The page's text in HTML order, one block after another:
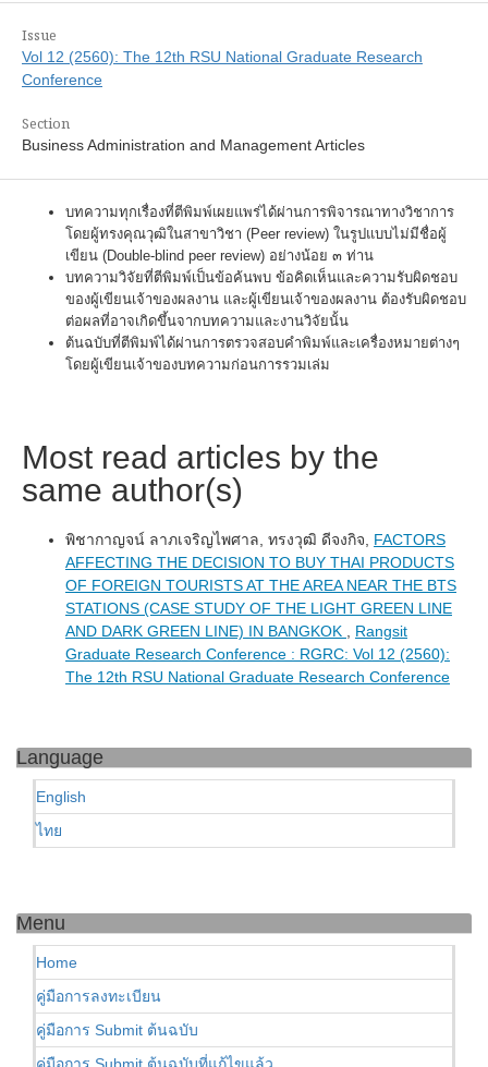
Issue
Vol 12 (2560): The 12th RSU National Graduate Research
Conference
Section
Business Administration and Management Articles
บทความทุกเรื่องที่ตีพิมพ์เผยแพร่ได้ผ่านการพิจารณาทางวิชาการ
โดยผู้ทรงคุณวุฒิในสาขาวิชา (Peer review) ในรูปแบบไม่มีชื่อผู้
เขียน (Double-blind peer review) อย่างน้อย ๓ ท่าน
บทความวิจัยที่ตีพิมพ์เป็นข้อค้นพบ ข้อคิดเห็นและความรับผิดชอบ
ของผู้เขียนเจ้าของผลงาน และผู้เขียนเจ้าของผลงาน ต้องรับผิดชอบ
ต่อผลที่อาจเกิดขึ้นจากบทความและงานวิจัยนั้น
ต้นฉบับที่ตีพิมพ์ได้ผ่านการตรวจสอบคำพิมพ์และเครื่องหมายต่างๆ
โดยผู้เขียนเจ้าของบทความก่อนการรวมเล่ม
Most read articles by the
same author(s)
พิชากาญจน์ ลาภเจริญไพศาล, ทรงวุฒิ ดีจงกิจ, FACTORS
AFFECTING THE DECISION TO BUY THAI PRODUCTS
OF FOREIGN TOURISTS AT THE AREA NEAR THE BTS
STATIONS (CASE STUDY OF THE LIGHT GREEN LINE
AND DARK GREEN LINE) IN BANGKOK
Rangsit
Graduate Research Conference : RGRC: Vol 12 (2560):
The 12th RSU National Graduate Research Conference
Language
English
ไทย
Menu
Home
คู่มือการลงทะเบียน
คู่มือการ Submit ต้นฉบับ